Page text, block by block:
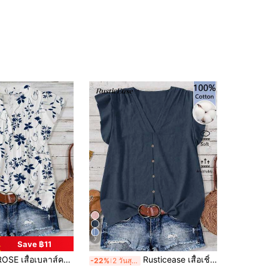
Save ฿11
วีแขนสั้นทรงหลวมลำลองหรูหรามาใหม่สำหรับผู้หญิง
7
-22% 2 วันสุดท้าย Rusticease เสื้อเชิ้ตผ้าฝ้ายมินิมอลลำลองสำหรับผู้หญิง เหมาะสำหรับใส่ในฤดูร้อน